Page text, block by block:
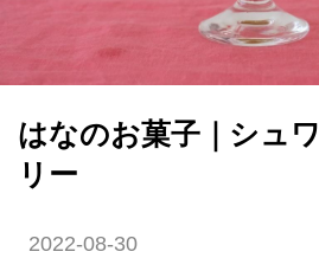
はなのお菓子｜シュ
リー
2022-08-30